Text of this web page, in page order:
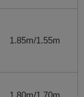
1.85m/1.55m
1.80m/1.70m